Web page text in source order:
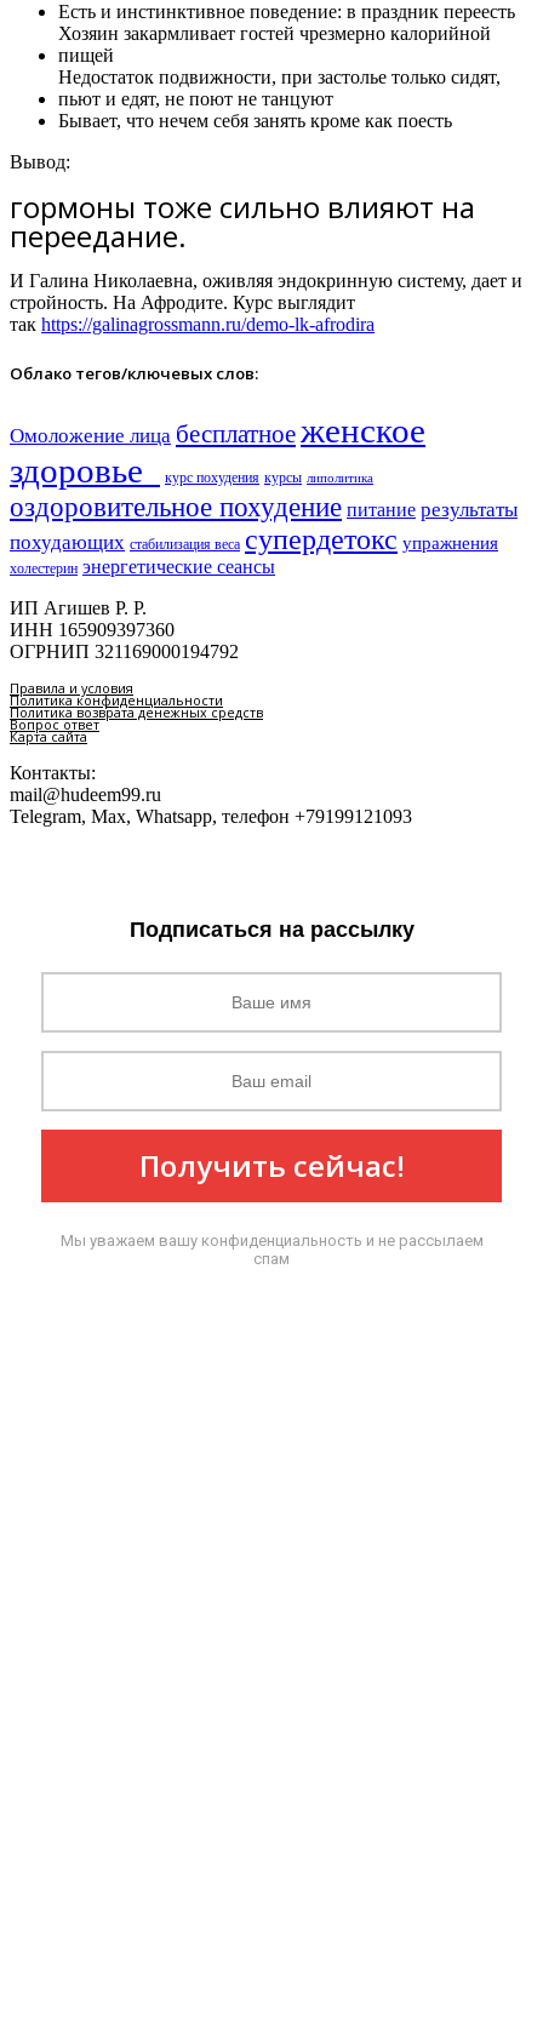
Есть и инстинктивное поведение: в праздник переесть
Хозяин закармливает гостей чрезмерно калорийной
пищей
Недостаток подвижности, при застолье только сидят,
пьют и едят, не поют не танцуют
Бывает, что нечем себя занять кроме как поесть
Вывод:
гормоны тоже сильно влияют на
переедание.
И Галина Николаевна, оживляя эндокринную систему, дает и
стройность. На Афродите. Курс выглядит
так https://galinagrossmann.ru/demo-lk-afrodira
Облако тегов/ключевых слов:
Омоложение лица бесплатноеженское
здоровье​
курс похудения курсы липолитика
оздоровительное похудение питание результаты
похудающих стабилизация веса супердетокс упражнения
холестерин энергетические сеансы
ИП Агишев Р. Р.
ИНН 165909397360
ОГРНИП 321169000194792
Правила и условия
Политика конфиденциальности
Политика возврата денежных средств
Вопрос ответ
Карта сайта
Контакты:
mail@hudeem99.ru
Telegram, Max, Whatsapp, телефон +79199121093
Подписаться на рассылку
Получить сейчас!
Мы уважаем вашу конфиденциальность и не рассылаем
спам